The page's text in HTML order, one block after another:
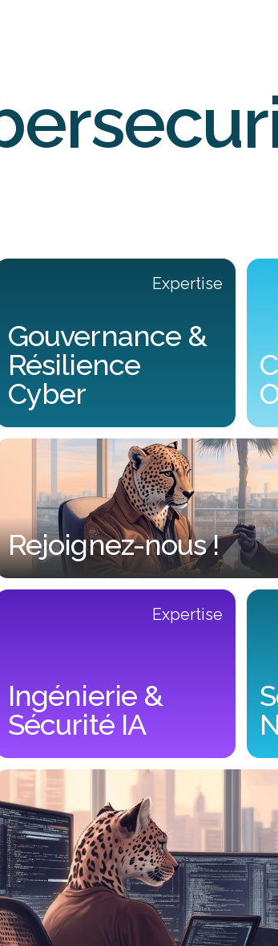
Expertise
Gouvernance &
Résilience
Cyber
Gouvernance & Résilience Cyber
Rejoignez-nous !
Rejoignez-nous !
Expertise
Ingénierie &
Sécurité IA
Ingénierie & Sécurité IA